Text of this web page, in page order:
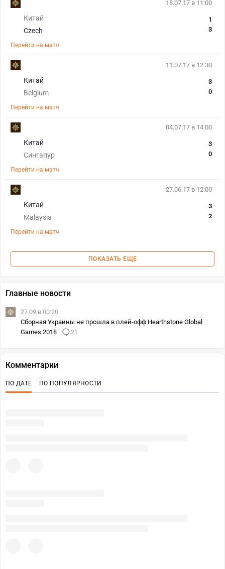
18.07.17 в 11:00
Китай
Czech
1
3
Перейти на матч
11.07.17 в 12:30
Китай
Belgium
3
0
Перейти на матч
04.07.17 в 14:00
Китай
Сингапур
3
0
Перейти на матч
27.06.17 в 12:00
Китай
Malaysia
3
2
Перейти на матч
ПОКАЗАТЬ ЕЩЕ
Главные новости
27.09 в 00:20
Сборная Украины не прошла в плей-офф Hearthstone Global
Games 2018
21
Комментарии
ПО ДАТЕ ПО ПОПУЛЯРНОСТИ